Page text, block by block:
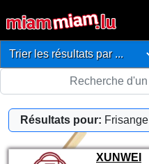
Résultats pour: Frisange
XUNWEI